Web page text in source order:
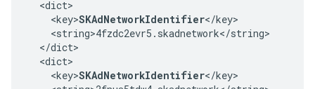
  <dict>
    <key>
SKAdNetworkIdentifier</key>
    <string>4fzdc2evr5.skadnetwork</string>
  </dict>
  <dict>
    <key>
SKAdNetworkIdentifier</key>